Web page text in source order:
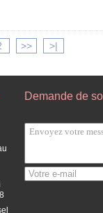
>> >|
Demande de